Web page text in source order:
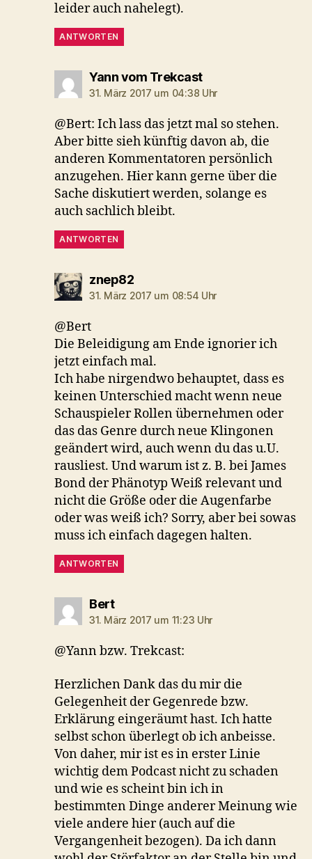
leider auch nahelegt).
ANTWORTEN
Yann vom Trekcastsagt:
31. März 2017 um 04:38 Uhr
@Bert: Ich lass das jetzt mal so stehen.
Aber bitte sieh künftig davon ab, die
anderen Kommentatoren persönlich
anzugehen. Hier kann gerne über die
Sache diskutiert werden, solange es
auch sachlich bleibt.
ANTWORTEN
znep82sagt:
31. März 2017 um 08:54 Uhr
@Bert
Die Beleidigung am Ende ignorier ich
jetzt einfach mal.
Ich habe nirgendwo behauptet, dass es
keinen Unterschied macht wenn neue
Schauspieler Rollen übernehmen oder
das das Genre durch neue Klingonen
geändert wird, auch wenn du das u.U.
rausliest. Und warum ist z. B. bei James
Bond der Phänotyp Weiß relevant und
nicht die Größe oder die Augenfarbe
oder was weiß ich? Sorry, aber bei sowas
muss ich einfach dagegen halten.
ANTWORTEN
Bertsagt:
31. März 2017 um 11:23 Uhr
@Yann bzw. Trekcast:
Herzlichen Dank das du mir die
Gelegenheit der Gegenrede bzw.
Erklärung eingeräumt hast. Ich hatte
selbst schon überlegt ob ich anbeisse.
Von daher, mir ist es in erster Linie
wichtig dem Podcast nicht zu schaden
und wie es scheint bin ich in
bestimmten Dinge anderer Meinung wie
viele andere hier (auch auf die
Vergangenheit bezogen). Da ich dann